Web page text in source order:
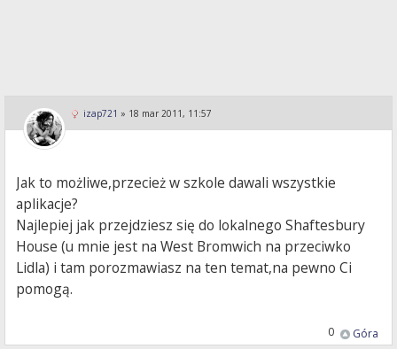
izap721 » 18 mar 2011, 11:57
Jak to możliwe,przecież w szkole dawali wszystkie
aplikacje?
Najlepiej jak przejdziesz się do lokalnego Shaftesbury
House (u mnie jest na West Bromwich na przeciwko
Lidla) i tam porozmawiasz na ten temat,na pewno Ci
pomogą.
Góra
0